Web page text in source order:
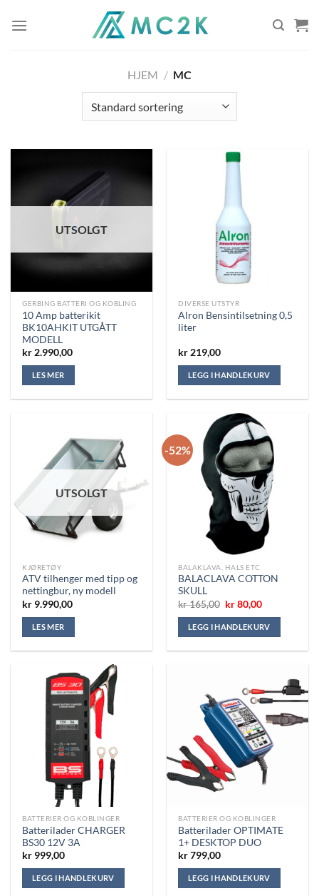
HJEM / MC
UTSOLGT
GERBING BATTERI OG KOBLING
10 Amp batterikit
BK10AHKIT UTGÅTT
MODELL
kr 2.990,00
LES MER
DIVERSE UTSTYR
Alron Bensintilsetning 0,5
liter
kr 219,00
LEGG I HANDLEKURV
UTSOLGT
KJØRETØY
ATV tilhenger med tipp og
nettingbur, ny modell
kr 9.990,00
LES MER
-52%
BALAKLAVA, HALS ETC
BALACLAVA COTTON
SKULL
kr165,00 Opprinnelig
var:
kr 165,00.
kr80,00Nåværende
er:
kr 80,00.
LEGG I HANDLEKURV
BATTERIER OG KOBLINGER
Batterilader CHARGER
BS30 12V 3A
kr 999,00
LEGG I HANDLEKURV
BATTERIER OG KOBLINGER
Batterilader OPTIMATE
1+ DESKTOP DUO
kr799,00
LEGG I HANDLEKURV